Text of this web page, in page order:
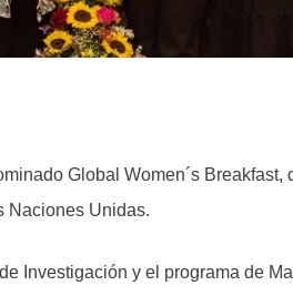
Global Women´s
Naciones Unidas.
Investigación y el programa de